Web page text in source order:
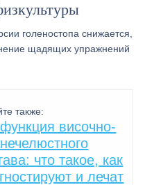
голеностопа снижается,
щадящих упражнений
также:
височно-
что такое, как
и лечат